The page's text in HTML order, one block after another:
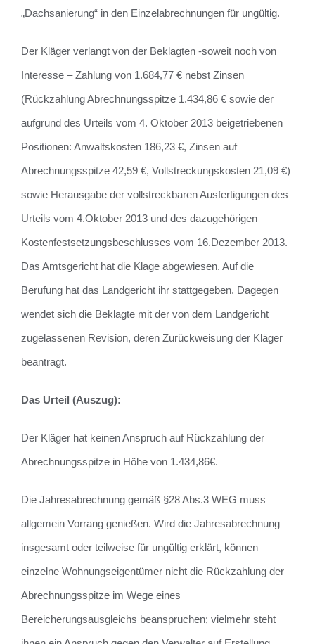
„Dachsanierung“ in den Einzelabrechnungen für ungültig.
Der Kläger verlangt von der Beklagten -soweit noch von
Interesse – Zahlung von 1.684,77 € nebst Zinsen
(Rückzahlung Abrechnungsspitze 1.434,86 € sowie der
aufgrund des Urteils vom 4. Oktober 2013 beigetriebenen
Positionen: Anwaltskosten 186,23 €, Zinsen auf
Abrechnungsspitze 42,59 €, Vollstreckungskosten 21,09 €)
sowie Herausgabe der vollstreckbaren Ausfertigungen des
Urteils vom 4.Oktober 2013 und des dazugehörigen
Kostenfestsetzungsbeschlusses vom 16.Dezember 2013.
Das Amtsgericht hat die Klage abgewiesen. Auf die
Berufung hat das Landgericht ihr stattgegeben. Dagegen
wendet sich die Beklagte mit der von dem Landgericht
zugelassenen Revision, deren Zurückweisung der Kläger
beantragt.
Das Urteil (Auszug):
Der Kläger hat keinen Anspruch auf Rückzahlung der
Abrechnungsspitze in Höhe von 1.434,86€.
Die Jahresabrechnung gemäß §28 Abs.3 WEG muss
allgemein Vorrang genießen. Wird die Jahresabrechnung
insgesamt oder teilweise für ungültig erklärt, können
einzelne Wohnungseigentümer nicht die Rückzahlung der
Abrechnungsspitze im Wege eines
Bereicherungsausgleichs beanspruchen; vielmehr steht